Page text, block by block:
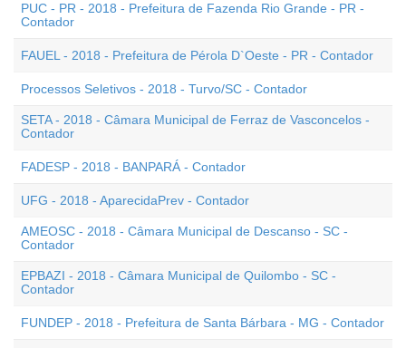
PUC - PR - 2018 - Prefeitura de Fazenda Rio Grande - PR -
Contador
FAUEL - 2018 - Prefeitura de Pérola D`Oeste - PR - Contador
Processos Seletivos - 2018 - Turvo/SC - Contador
SETA - 2018 - Câmara Municipal de Ferraz de Vasconcelos -
Contador
FADESP - 2018 - BANPARÁ - Contador
UFG - 2018 - AparecidaPrev - Contador
AMEOSC - 2018 - Câmara Municipal de Descanso - SC -
Contador
EPBAZI - 2018 - Câmara Municipal de Quilombo - SC -
Contador
FUNDEP - 2018 - Prefeitura de Santa Bárbara - MG - Contador